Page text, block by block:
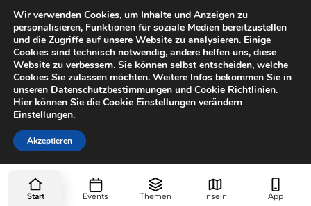
Redaktionelle Leitlinien
Sitemap
Einsatz von KI in der
Redaktion
© 2026 kanaren-nachrichten.com – Alle
Rechte vorbehalten
Wir verwenden Cookies, um Inhalte und Anzeigen zu
personalisieren, Funktionen für soziale Medien bereitzustellen
und die Zugriffe auf unsere Website zu analysieren. Einige
Cookies sind technisch notwendig, andere helfen uns, diese
Website zu verbessern. Sie können selbst entscheiden, welche
Cookies Sie zulassen möchten. Weitere Infos bekommen Sie in
unseren Datenschutzbestimmungen und Cookie Richtlinien.
Hier können Sie die Cookie Einstellungen verändern
Einstellungen.
Akzeptieren
Start Events Themen Inseln App